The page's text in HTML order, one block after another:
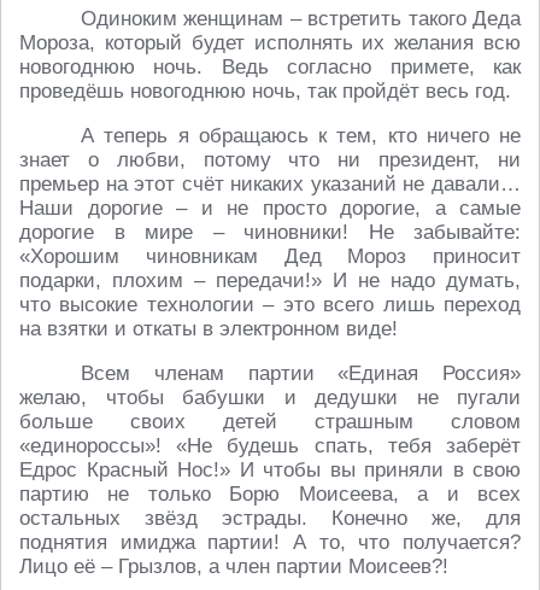
Одиноким женщинам – встретить такого Деда
Мороза, который будет исполнять их желания всю
новогоднюю ночь. Ведь согласно примете, как
проведёшь новогоднюю ночь, так пройдёт весь год.
А теперь я обращаюсь к тем, кто ничего не
знает о любви, потому что ни президент, ни
премьер на этот счёт никаких указаний не давали…
Наши дорогие – и не просто дорогие, а самые
дорогие в мире – чиновники! Не забывайте:
«Хорошим чиновникам Дед Мороз приносит
подарки, плохим – передачи!» И не надо думать,
что высокие технологии – это всего лишь переход
на взятки и откаты в электронном виде!
Всем членам партии «Единая Россия»
желаю, чтобы бабушки и дедушки не пугали
больше своих детей страшным словом
«единороссы»! «Не будешь спать, тебя заберёт
Едрос Красный Нос!» И чтобы вы приняли в свою
партию не только Борю Моисеева, а и всех
остальных звёзд эстрады. Конечно же, для
поднятия имиджа партии! А то, что получается?
Лицо её – Грызлов, а член партии Моисеев?!